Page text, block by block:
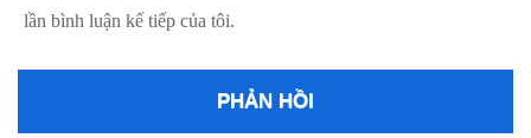
lần bình luận kế tiếp của tôi.